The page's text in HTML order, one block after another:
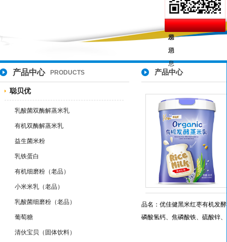
产品中心 PRODUCTS
聪贝优
乳酸菌双酶解蒸米乳
有机双酶解蒸米乳
益生菌米粉
乳铁蛋白
有机细磨粉（老品）
小米米乳（老品）
乳酸菌细磨粉（老品）
葡萄糖
清伙宝贝（固体饮料）
产品中心
品名：优佳健黑米红枣有机发
磷酸氢钙、焦磷酸铁、硫酸锌